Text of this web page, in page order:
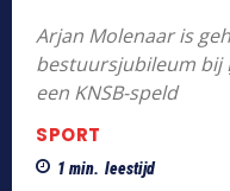
Arjan Molenaar is
bestuursjubileum bij
een KNSB-speld
SPORT
1 min. leestijd